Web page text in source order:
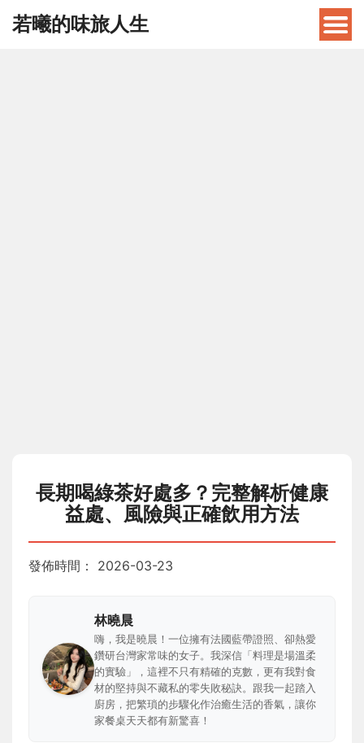
若曦的味旅人生
長期喝綠茶好處多？完整解析健康
益處、風險與正確飲用方法
發佈時間： 2026-03-23
林曉晨
嗨，我是曉晨！一位擁有法國藍帶證照、卻熱愛
鑽研台灣家常味的女子。我深信「料理是場溫柔
的實驗」，這裡不只有精確的克數，更有我對食
材的堅持與不藏私的零失敗秘訣。跟我一起踏入
廚房，把繁瑣的步驟化作治癒生活的香氣，讓你
家餐桌天天都有新驚喜！